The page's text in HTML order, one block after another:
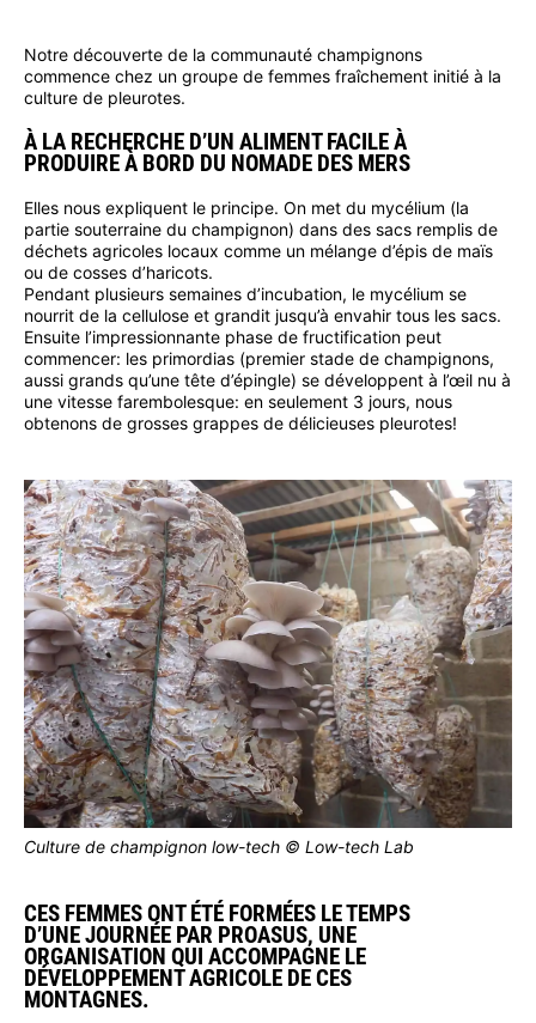
Notre découverte de la communauté champignons
commence chez un groupe de femmes fraîchement initié à la
culture de pleurotes.
À LA RECHERCHE D’UN ALIMENT FACILE À
PRODUIRE À BORD DU NOMADE DES MERS
Elles nous expliquent le principe. On met du mycélium (la
partie souterraine du champignon) dans des sacs remplis de
déchets agricoles locaux comme un mélange d’épis de maïs
ou de cosses d’haricots.
Pendant plusieurs semaines d’incubation, le mycélium se
nourrit de la cellulose et grandit jusqu’à envahir tous les sacs.
Ensuite l’impressionnante phase de fructification peut
commencer: les primordias (premier stade de champignons,
aussi grands qu’une tête d’épingle) se développent à l’œil nu à
une vitesse farembolesque: en seulement 3 jours, nous
obtenons de grosses grappes de délicieuses pleurotes!
Culture de champignon low-tech © Low-tech Lab
CES FEMMES ONT ÉTÉ FORMÉES LE TEMPS
D’UNE JOURNÉE PAR PROASUS, UNE
ORGANISATION QUI ACCOMPAGNE LE
DÉVELOPPEMENT AGRICOLE DE CES
MONTAGNES.